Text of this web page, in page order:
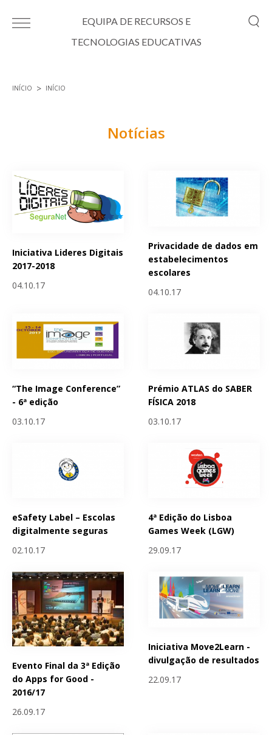
EQUIPA DE RECURSOS E
TECNOLOGIAS EDUCATIVAS
INÍCIO INÍCIO
Notícias
Iniciativa Lideres Digitais
2017-2018
04.10.17
Privacidade de dados em
estabelecimentos
escolares
04.10.17
“The Image Conference”
- 6ª edição
03.10.17
Prémio ATLAS do SABER
FÍSICA 2018
03.10.17
eSafety Label – Escolas
digitalmente seguras
02.10.17
4ª Edição do Lisboa
Games Week (LGW)
29.09.17
Evento Final da 3ª Edição
do Apps for Good -
2016/17
26.09.17
Iniciativa Move2Learn -
divulgação de resultados
22.09.17
Páginas